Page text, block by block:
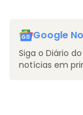
Google
Siga o Diário
notícias em